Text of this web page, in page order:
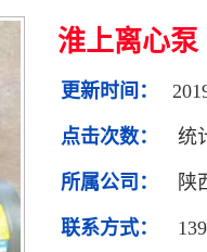
淮上离心泵
更新时间：
点击次数： 统
所属公司： 陕
联系方式：